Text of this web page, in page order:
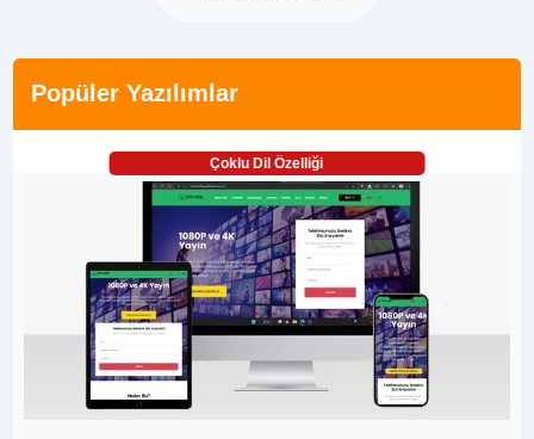
Popüler Yazılımlar
Çoklu Dil Özelliği